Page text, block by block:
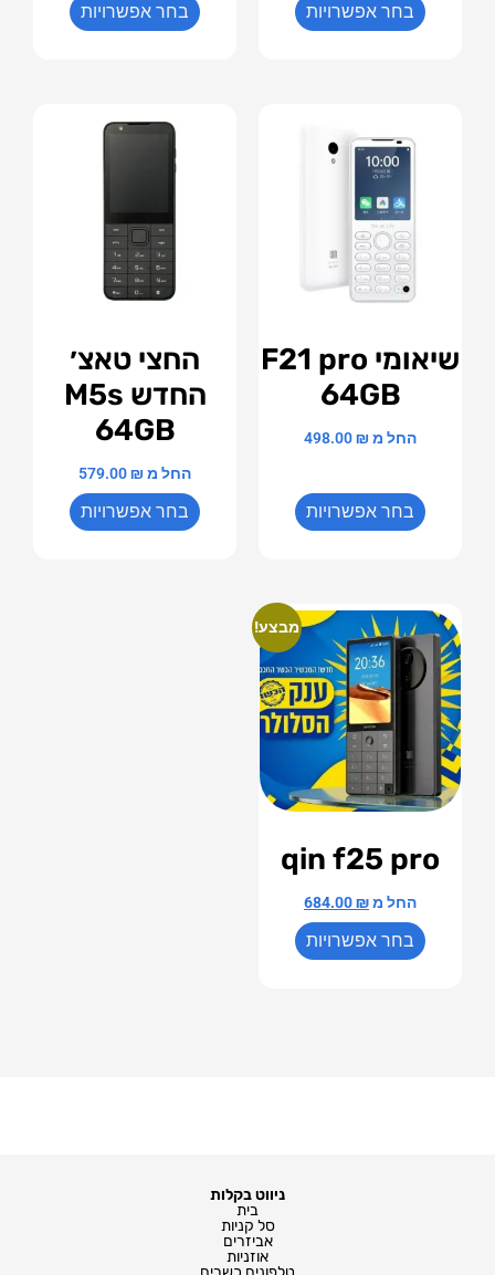
בחר אפשרויות בחר אפשרויות
שיאומי F21 pro
64GB
החל מ 498.00₪
בחר אפשרויות
החצי טאצ׳
החדש M5s
64GB
החל מ 579.00₪
בחר אפשרויות
מבצע!
qin f25 pro
החל מ 684.00₪
בחר אפשרויות
ניווט בקלות
בית
סל קניות
אביזרים
אוזניות